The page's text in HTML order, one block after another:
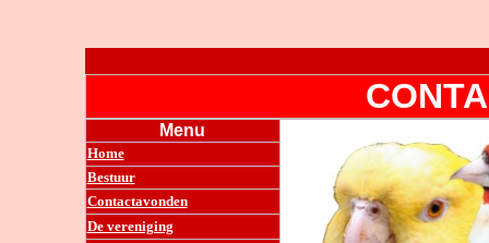
Menu
Home
Bestuur
Contactavonden
De vereniging